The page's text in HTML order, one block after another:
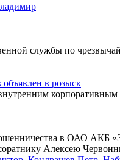
службы по
в розыск
в ОАО АКБ
Алексею